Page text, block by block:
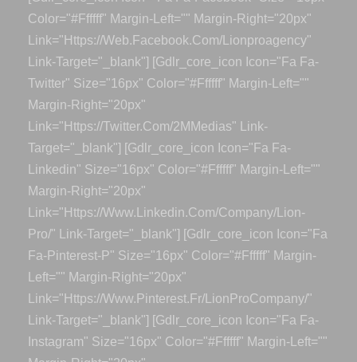
Color="#ffffff" Margin-Left="" Margin-Right="20px"
Link="https://web.facebook.com/lionproagency"
Link-Target="_blank"] [gdlr_core_icon Icon="fa Fa-
Twitter" Size="16px" Color="#ffffff" Margin-Left=""
Margin-Right="20px"
Link="https://twitter.com/2MMedias" Link-
Target="_blank"] [gdlr_core_icon Icon="fa Fa-
Linkedin" Size="16px" Color="#ffffff" Margin-Left=""
Margin-Right="20px"
Link="https://www.linkedin.com/company/lion-
Pro/" Link-Target="_blank"] [gdlr_core_icon Icon="fa
Fa-Pinterest-P" Size="16px" Color="#ffffff" Margin-
Left="" Margin-Right="20px"
Link="https://www.pinterest.fr/LionProCompany/"
Link-Target="_blank"] [gdlr_core_icon Icon="fa Fa-
Instagram" Size="16px" Color="#ffffff" Margin-Left=""